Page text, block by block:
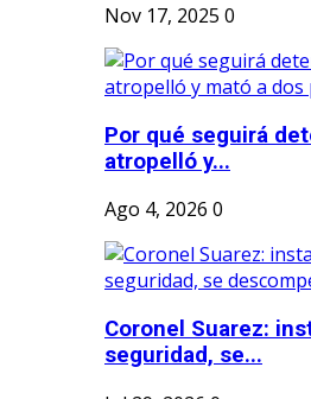
Nov 17, 2025 0
Por qué seguirá
atropelló y...
Ago 4, 2026 0
Coronel Suarez:
seguridad, se...